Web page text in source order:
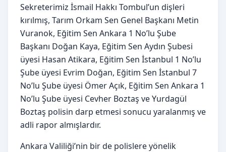
Sekreterimiz İsmail Hakkı Tombul’un dişleri
kırılmış, Tarım Orkam Sen Genel Başkanı Metin
Vuranok, Eğitim Sen Ankara 1 No’lu Şube
Başkanı Doğan Kaya, Eğitim Sen Aydın Şubesi
üyesi Hasan Atikara, Eğitim Sen İstanbul 1 No’lu
Şube üyesi Evrim Doğan, Eğitim Sen İstanbul 7
No’lu Şube üyesi Ömer Açık, Eğitim Sen Ankara 1
No’lu Şube üyesi Cevher Boztaş ve Yurdagül
Boztaş polisin darp etmesi sonucu yaralanmış ve
adli rapor almışlardır.
Ankara Valiliği’nin bir de polislere yönelik